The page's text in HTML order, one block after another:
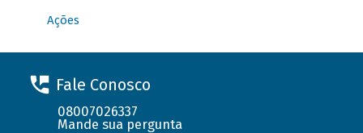
Ações
Fale Conosco
08007026337
Mande sua pergunta